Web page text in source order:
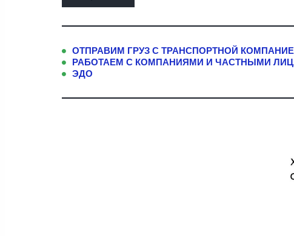
ОТПРАВИМ ГРУЗ С ТРАНСПОРТНОЙ
РАБОТАЕМ С КОМПАНИЯМИ И ЧАСТНЫМИ
ЭДО